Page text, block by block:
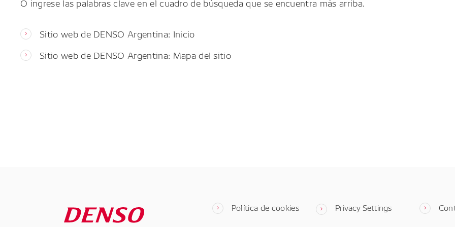
Sitio web de DENSO Argentina: Inicio
Sitio web de DENSO Argentina: Mapa del sitio
Política de cookies Privacy Settings